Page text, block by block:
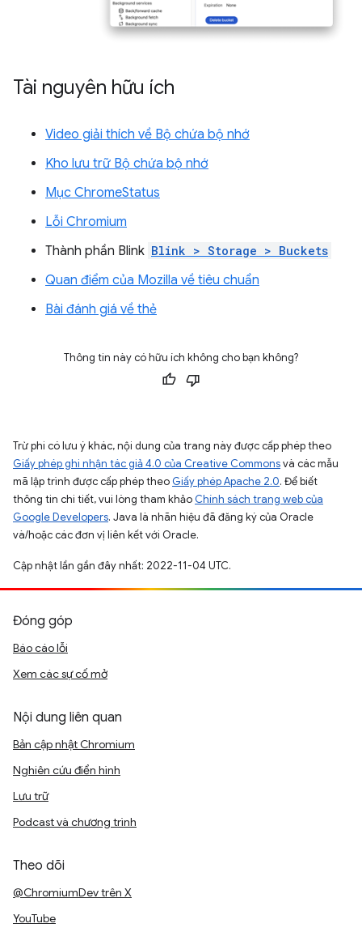
Tài nguyên hữu ích
Video giải thích về Bộ chứa bộ nhớ
Kho lưu trữ Bộ chứa bộ nhớ
Mục ChromeStatus
Lỗi Chromium
Thành phần Blink Blink > Storage > Buckets
Quan điểm của Mozilla về tiêu chuẩn
Bài đánh giá về thẻ
Thông tin này có hữu ích không cho bạn không?
Trừ phi có lưu ý khác, nội dung của trang này được cấp phép theo
Giấy phép ghi nhận tác giả 4.0 của Creative Commonsvà các mẫu
mã lập trình được cấp phép theo Giấy phép Apache 2.0. Để biết
thông tin chi tiết, vui lòng tham khảo Chính sách trang web của
Google Developers. Java là nhãn hiệu đã đăng ký của Oracle
và/hoặc các đơn vị liên kết với Oracle.
Cập nhật lần gần đây nhất: 2022-11-04 UTC.
Đóng góp
Báo cáo lỗi
Xem các sự cố mở
Nội dung liên quan
Bản cập nhật Chromium
Nghiên cứu điển hình
Lưu trữ
Podcast và chương trình
Theo dõi
@ChromiumDev trên X
YouTube